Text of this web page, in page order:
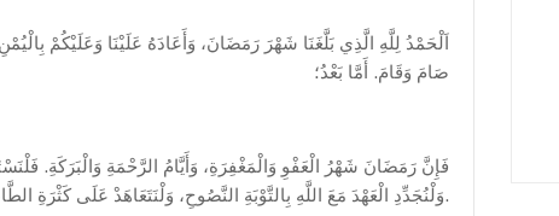
اَلْحَمْدُ لِلَّهِ الَّذِي بَلَّغَنَا شَهْرَ رَمَضَانَ، وَأَعَادَهُ عَلَيْنَا وَعَلَيْكُمْ
صَامَ وَقَامَ. أَمَّا بَعْدُ؛
فَإِنَّ رَمَضَانَ شَهْرُ الْعَفْوِ وَالْمَغْفِرَةِ، وَأَيَّامُ الرَّحْمَةِ وَالْبَرَكَةِ.
وَلْنُجَدِّدِ الْعَهْدَ مَعَ اللَّهِ بِالتَّوْبَةِ النَّصُوحِ، وَلْنَتَعَاهَدْ عَلَى كَثْرَةِ الطَّاعَةِ وَالْعِبَادَةِ.